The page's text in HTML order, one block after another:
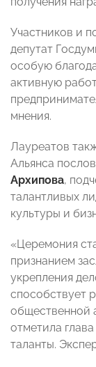
Участников и
депутат
особую
активную
мнения.
Лауреатов
Альянса
Архипова,
талантливых
культуры и
«Церемония
признанием
укрепления
способствует
общественной
отметила
таланты.